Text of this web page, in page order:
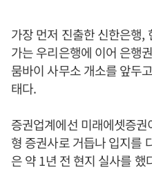
가장 먼저 진출한 신한은행,
가는 우리은행에 이어 은행
뭄바이 사무소 개소를 앞두
태다.
증권업계에선 미래에셋증
형 증권사로 거듭나 입지를
은 약 1년 전 현지 실사를 했